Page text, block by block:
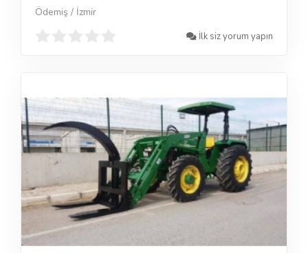
Ödemiş / İzmir
İlk siz yorum yapın